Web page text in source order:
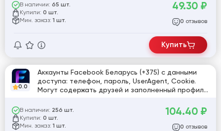
В наличии: 65 шт.
Купили: 0 шт.
Мин. заказ: 1 шт.
49.30 ₽
0 отзывов
Купить
0.0
Аккаунты Facebook Беларусь (+375) с данными
доступа: телефон, пароль, UserAgent, Cookie.
Могут содержать друзей и заполненный профиль.
В наличии: 256 шт.
Купили: 0 шт.
Мин. заказ: 1 шт.
104.40 ₽
0 отзывов